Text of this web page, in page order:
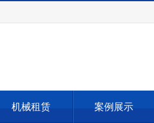
机械租赁 案例展示